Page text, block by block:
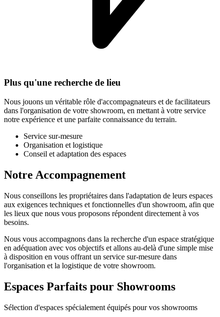
Plus qu'une recherche de lieu
Nous jouons un véritable rôle d'accompagnateurs et de facilitateurs
dans l'organisation de votre showroom, en mettant à votre service
notre expérience et une parfaite connaissance du terrain.
Service sur-mesure
Organisation et logistique
Conseil et adaptation des espaces
Notre Accompagnement
Nous conseillons les propriétaires dans l'adaptation de leurs espaces
aux exigences techniques et fonctionnelles d'un showroom, afin que
les lieux que nous vous proposons répondent directement à vos
besoins.
Nous vous accompagnons dans la recherche d'un espace stratégique
en adéquation avec vos objectifs et allons au-delà d'une simple mise
à disposition en vous offrant un service sur-mesure dans
l'organisation et la logistique de votre showroom.
Espaces Parfaits pour Showrooms
Sélection d'espaces spécialement équipés pour vos showrooms